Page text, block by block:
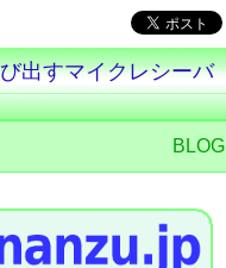
出すマイクレシーバ
BLOG